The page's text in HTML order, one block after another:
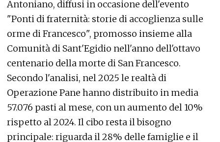
Antoniano, diffusi in occasione dell'evento
"Ponti di fraternità: storie di accoglienza sulle
orme di Francesco", promosso insieme alla
Comunità di Sant'Egidio nell'anno dell'ottavo
centenario della morte di San Francesco.
Secondo l'analisi, nel 2025 le realtà di
Operazione Pane hanno distribuito in media
57.076 pasti al mese, con un aumento del 10%
rispetto al 2024. Il cibo resta il bisogno
principale: riguarda il 28% delle famiglie e il